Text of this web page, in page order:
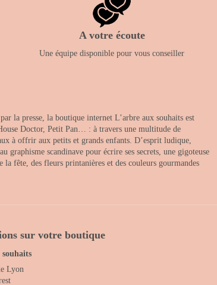
A votre écoute
Une équipe disponible pour vous conseiller
la presse, la boutique internet L’arbre aux souhaits est
Doctor, Petit Pan… : à travers une multitude de
à offrir aux petits et grands enfants. D’esprit ludique,
scandinave pour écrire ses secrets, une gigoteuse
fête, des fleurs printanières et des couleurs gourmandes
sur votre boutique
Lyon